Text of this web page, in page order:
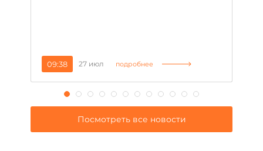
09:38 27 июл подробнее
Посмотреть все новости